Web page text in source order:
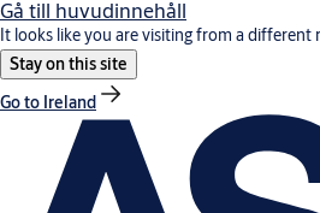
Gå till huvudinnehåll
It looks like you are visiting from a
Stay on this site
Go to Ireland